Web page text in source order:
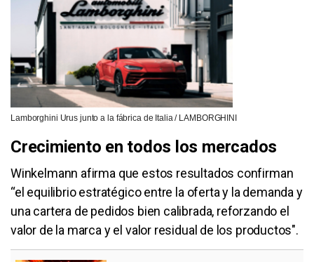
Lamborghini Urus junto a la fábrica de Italia / LAMBORGHINI
Crecimiento en todos los mercados
Winkelmann afirma que estos resultados confirman
“el equilibrio estratégico entre la oferta y la demanda y
una cartera de pedidos bien calibrada, reforzando el
valor de la marca y el valor residual de los productos".